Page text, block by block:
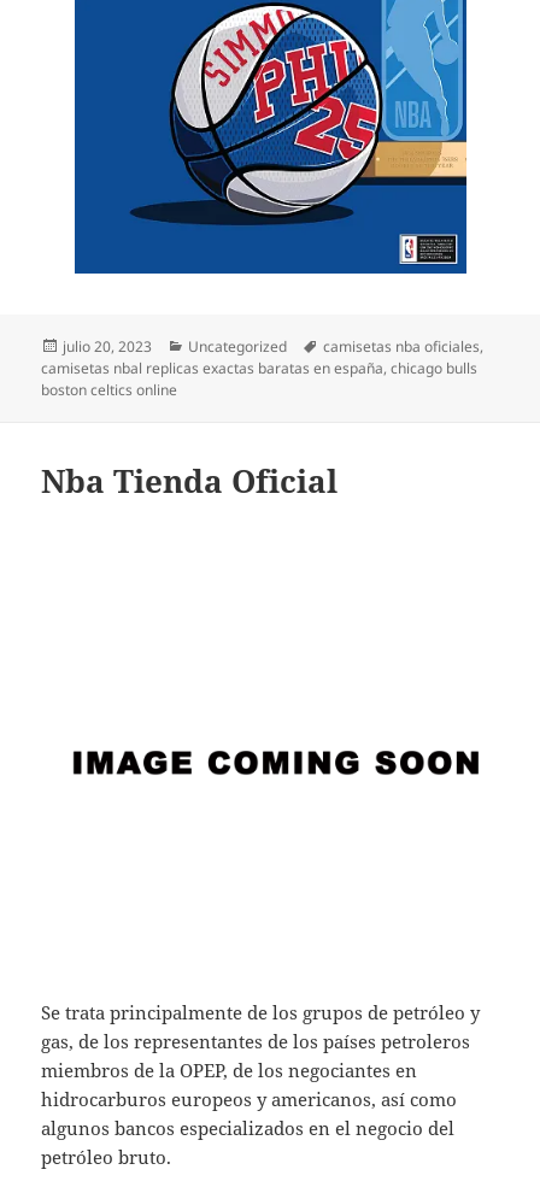
Publicado
el
julio 20, 2023 Categorías
Uncategorized Etiquetas
camisetas nba oficiales,
camisetas nbal replicas exactas baratas en españa,chicago bulls
boston celtics online
Nba Tienda Oficial
Se trata principalmente de los grupos de petróleo y
gas, de los representantes de los países petroleros
miembros de la OPEP, de los negociantes en
hidrocarburos europeos y americanos, así como
algunos bancos especializados en el negocio del
petróleo bruto.